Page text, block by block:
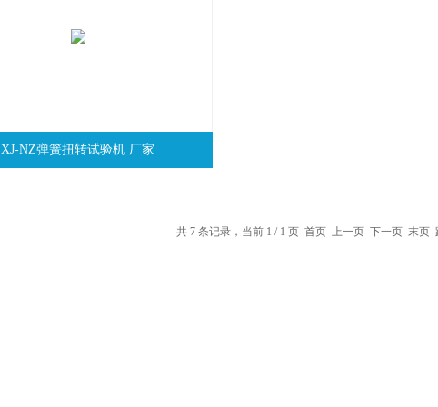
XJ-NZ弹簧扭转试验机 厂家
共 7 条记录，当前 1 / 1 页 首页 上一页 下一页 末页